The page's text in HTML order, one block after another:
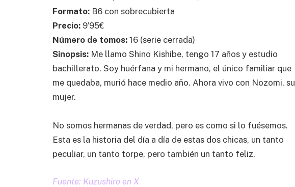
Formato: B6 con sobrecubierta
Precio: 9’95€
Número de tomos: 16 (serie cerrada)
Sinopsis: Me llamo Shino Kishibe, tengo 17 años y estudio
bachillerato. Soy huérfana y mi hermano, el único familiar que
me quedaba, murió hace medio año. Ahora vivo con Nozomi, su
mujer.
No somos hermanas de verdad, pero es como si lo fuésemos.
Esta es la historia del día a día de estas dos chicas, un tanto
peculiar, un tanto torpe, pero también un tanto feliz.
Fuente: Kuzushiro en X